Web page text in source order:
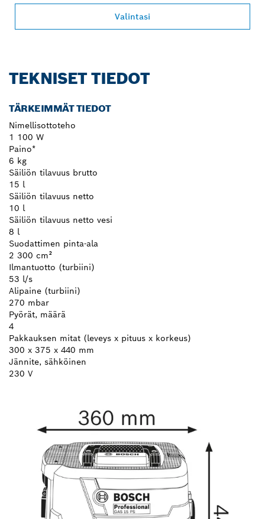
Valintasi
TEKNISET TIEDOT
TÄRKEIMMÄT TIEDOT
Nimellisottoteho
1 100 W
Paino*
6 kg
Säiliön tilavuus brutto
15 l
Säiliön tilavuus netto
10 l
Säiliön tilavuus netto vesi
8 l
Suodattimen pinta-ala
2 300 cm²
Ilmantuotto (turbiini)
53 l/s
Alipaine (turbiini)
270 mbar
Pyörät, määrä
4
Pakkauksen mitat (leveys x pituus x korkeus)
300 x 375 x 440 mm
Jännite, sähköinen
230 V